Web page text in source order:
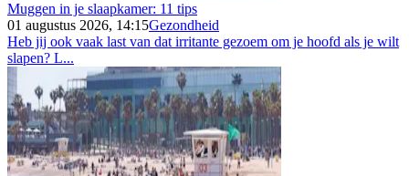
Muggen in je slaapkamer: 11 tips
01 augustus 2026, 14:15Gezondheid
Heb jij ook vaak last van dat irritante gezoem om je hoofd als je wilt
slapen? L...